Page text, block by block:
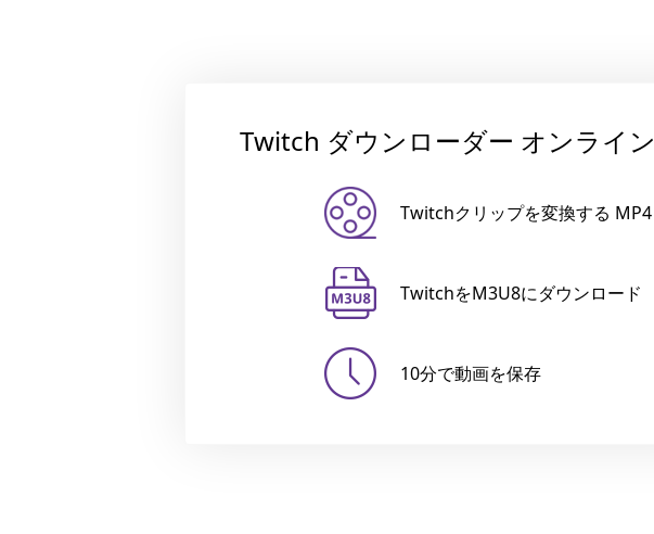
Twitch ダウンローダー オンライン
Twitchクリップを変換する MP4
TwitchをM3U8にダウンロード
10分で動画を保存